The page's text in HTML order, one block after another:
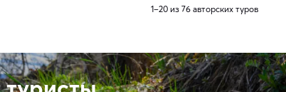
1–20 из 76 авторских туров